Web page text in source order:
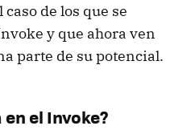
caso de los que se
y que ahora ven
parte de su potencial.
el Invoke?